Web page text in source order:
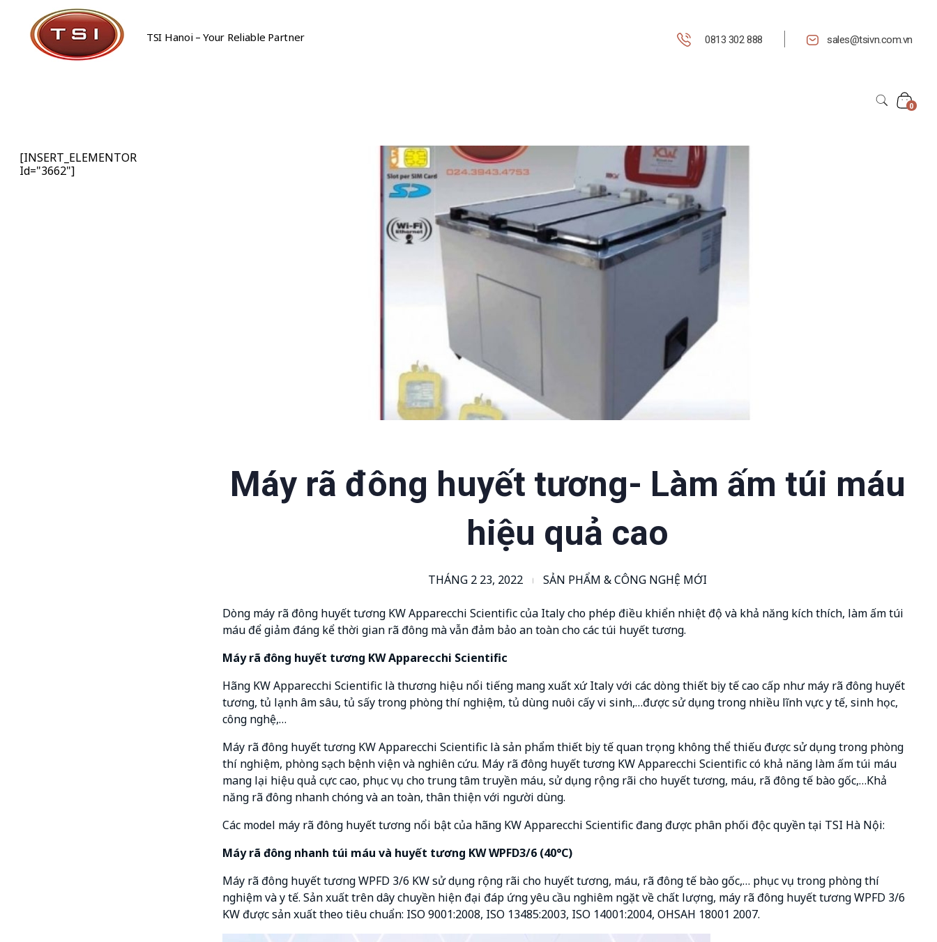
TSI Hanoi – Your Reliable Partner 0813 302 888 sales@tsivn.com.vn
0
Máy rã đông huyết tương- Làm ấm túi máu
hiệu quả cao
THÁNG 2 23, 2022 SẢN PHẨM & CÔNG NGHỆ MỚI
Dòng máy rã đông huyết tương KW Apparecchi Scientific của Italy cho phép điều khiển nhiệt độ và khả năng kích thích, làm ấm túi
máu để giảm đáng kể thời gian rã đông mà vẫn đảm bảo an toàn cho các túi huyết tương.
Máy rã đông huyết tương KW Apparecchi Scientific
Hãng KW Apparecchi Scientific là thương hiệu nổi tiếng mang xuất xứ Italy với các dòng thiết bị y tế cao cấp như máy rã đông huyết
tương, tủ lạnh âm sâu, tủ sấy trong phòng thí nghiệm, tủ dùng nuôi cấy vi sinh,…được sử dụng trong nhiều lĩnh vực y tế, sinh học,
công nghệ,…
Máy rã đông huyết tương KW Apparecchi Scientific là sản phẩm thiết bị y tế quan trọng không thể thiếu được sử dụng trong phòng
thí nghiệm, phòng sạch bệnh viện và nghiên cứu. Máy rã đông huyết tương KW Apparecchi Scientific có khả năng làm ấm túi máu
mang lại hiệu quả cực cao, phục vụ cho trung tâm truyền máu, sử dụng rộng rãi cho huyết tương, máu, rã đông tế bào gốc,…Khả
năng rã đông nhanh chóng và an toàn, thân thiện với người dùng.
Các model máy rã đông huyết tương nổi bật của hãng KW Apparecchi Scientific đang được phân phối độc quyền tại TSI Hà Nội:
Máy rã đông nhanh túi máu và huyết tương KW WPFD3/6 (40°C)
Máy rã đông huyết tương WPFD 3/6 KW sử dụng rộng rãi cho huyết tương, máu, rã đông tế bào gốc,… phục vụ trong phòng thí
nghiệm và y tế. Sản xuất trên dây chuyền hiện đại đáp ứng yêu cầu nghiêm ngặt về chất lượng, máy rã đông huyết tương WPFD 3/6
KW được sản xuất theo tiêu chuẩn: ISO 9001:2008, ISO 13485:2003, ISO 14001:2004, OHSAH 18001 2007.
[INSERT_ELEMENTOR
Id="3662"]